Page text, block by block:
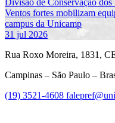
Ventos fortes mobilizam
campus da Unicamp
31 jul 2026
Rua Roxo Moreira, 1831,
Campinas – São Paulo –
(19) 3521-4608